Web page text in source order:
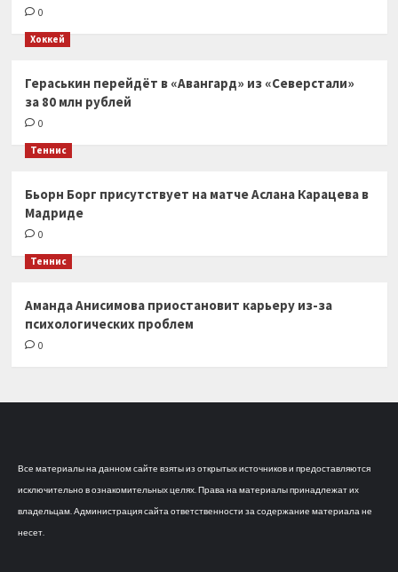
0
Хоккей
Гераськин перейдёт в «Авангард» из «Северстали»
за 80 млн рублей
0
Теннис
Бьорн Борг присутствует на матче Аслана Карацева в
Мадриде
0
Теннис
Аманда Анисимова приостановит карьеру из-за
психологических проблем
0
Все материалы на данном сайте взяты из открытых источников и предоставляются
исключительно в ознакомительных целях. Права на материалы принадлежат их
владельцам. Администрация сайта ответственности за содержание материала не
несет.